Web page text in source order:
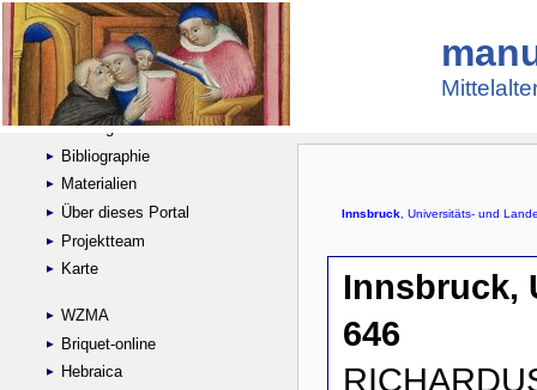
Suche
Handschriftensammlungen
Digitalisierte Handschriften
Kataloge
Bibliographie
Materialien
Über dieses Portal
Projektteam
Karte
WZMA
Briquet-online
Hebraica